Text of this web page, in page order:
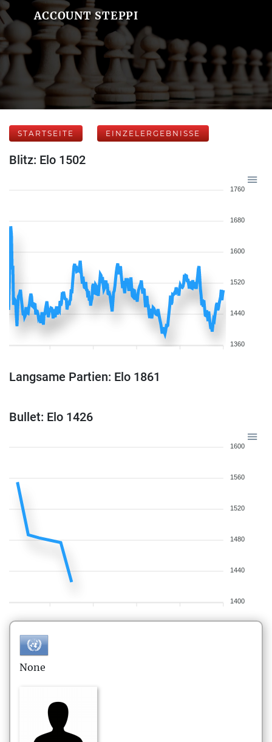
ACCOUNT STEPPI
STARTSEITE EINZELERGEBNISSE
Blitz: Elo 1502
1760
1680
1600
1520
1440
1360
Langsame Partien: Elo 1861
Bullet: Elo 1426
1600
1560
1520
1480
1440
1400
None